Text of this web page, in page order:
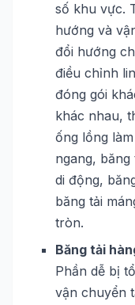
số khu vực.
hướng và
đổi hướng
điều chỉnh
đóng gói
khác nhau,
ống lồng
ngang,
di động,
băng tải
tròn.
Băng tải
Phần dễ bị
vận chuyển